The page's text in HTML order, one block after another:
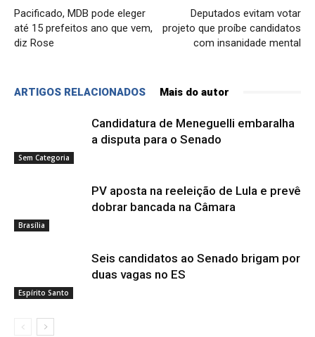
Pacificado, MDB pode eleger
até 15 prefeitos ano que vem,
diz Rose
Deputados evitam votar
projeto que proíbe candidatos
com insanidade mental
ARTIGOS RELACIONADOS Mais do autor
Sem Categoria
Candidatura de Meneguelli embaralha
a disputa para o Senado
Brasília
PV aposta na reeleição de Lula e prevê
dobrar bancada na Câmara
Espírito Santo
Seis candidatos ao Senado brigam por
duas vagas no ES